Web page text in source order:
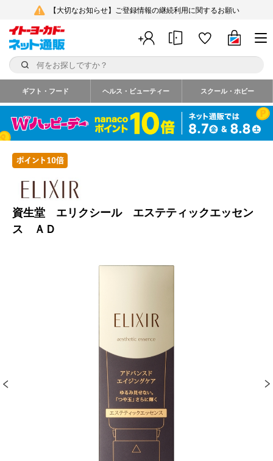
【大切なお知らせ】ご登録情報の継続利用に関するお願い
ギフト・フード ヘルス・ビューティー スクール・ホビー
資生堂 エリクシール エステティックエッセン
ス ＡＤ